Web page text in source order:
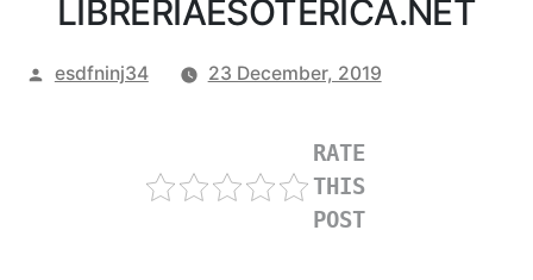
LIBRERIAESOTERICA.NET
Posted
esdfninj34 23 December, 2019
RATE
THIS
POST